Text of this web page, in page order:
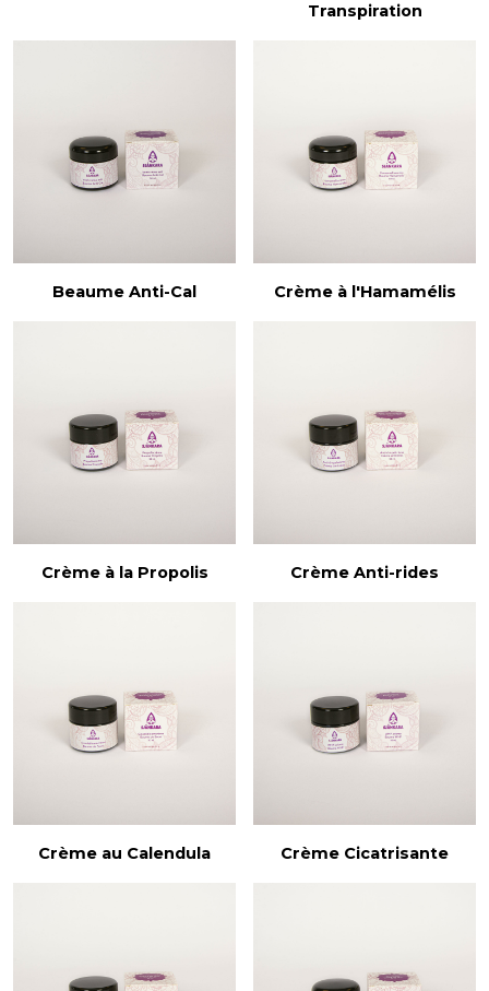
Transpiration
Beaume Anti-Cal Crème à l'Hamamélis
Crème à la Propolis Crème Anti-rides
Crème au Calendula Crème Cicatrisante